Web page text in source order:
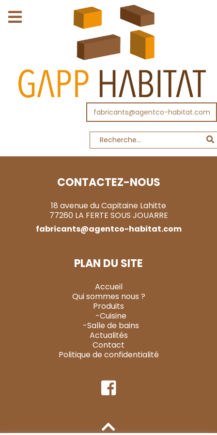
fabricants@agentco-habitat.com
CONTACTEZ-NOUS
18 avenue du Capitaine Lahitte
77260 LA FERTE SOUS JOUARRE
fabricants@agentco-habitat.com
PLAN DU SITE
Accueil
Qui sommes nous ?
Produits
-Cuisine
-Salle de bains
Actualités
Contact
Politique de confidentialité